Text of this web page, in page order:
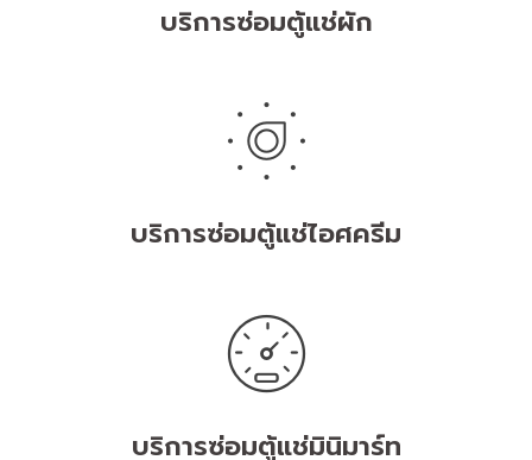
บริการซ่อมตู้แช่ผัก
บริการซ่อมตู้แช่ไอศครีม
บริการซ่อมตู้แช่มินิมาร์ท